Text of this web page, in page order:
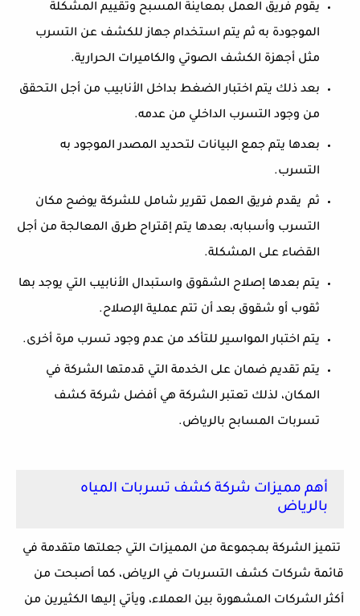
يقوم فريق العمل بمعاينة المسبح وتقييم المشكلة
الموجودة به ثم يتم استخدام جهاز للكشف عن التسرب
مثل أجهزة الكشف الصوتي والكاميرات الحرارية.
بعد ذلك يتم اختبار الضغط بداخل الأنابيب من أجل التحقق
من وجود التسرب الداخلي من عدمه.
بعدها يتم جمع البيانات لتحديد المصدر الموجود به
التسرب.
ثم يقدم فريق العمل تقرير شامل للشركة يوضح مكان
التسرب وأسبابه، بعدها يتم إقتراح طرق المعالجة من أجل
القضاء على المشكلة.
يتم بعدها إصلاح الشقوق واستبدال الأنابيب التي يوجد بها
ثقوب أو شقوق بعد أن تتم عملية الإصلاح.
يتم اختبار المواسير للتأكد من عدم وجود تسرب مرة أخرى.
يتم تقديم ضمان على الخدمة التي قدمتها الشركة في
المكان، لذلك تعتبر الشركة هي أفضل شركة كشف
تسربات المسابح بالرياض.
أهم مميزات شركة كشف تسربات المياه
بالرياض
تتميز الشركة بمجموعة من المميزات التي جعلتها متقدمة في
قائمة شركات كشف التسربات في الرياض، كما أصبحت من
أكثر الشركات المشهورة بين العملاء، ويأتي إليها الكثيرين من